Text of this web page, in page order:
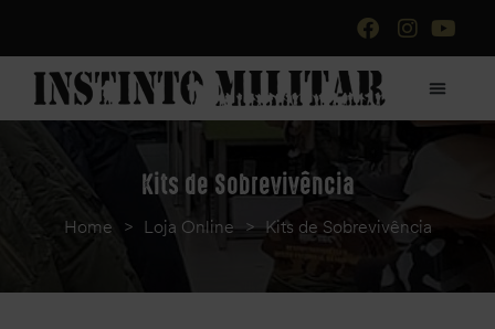
Kits de Sobrevivência
Home > Loja Online > Kits de Sobrevivência